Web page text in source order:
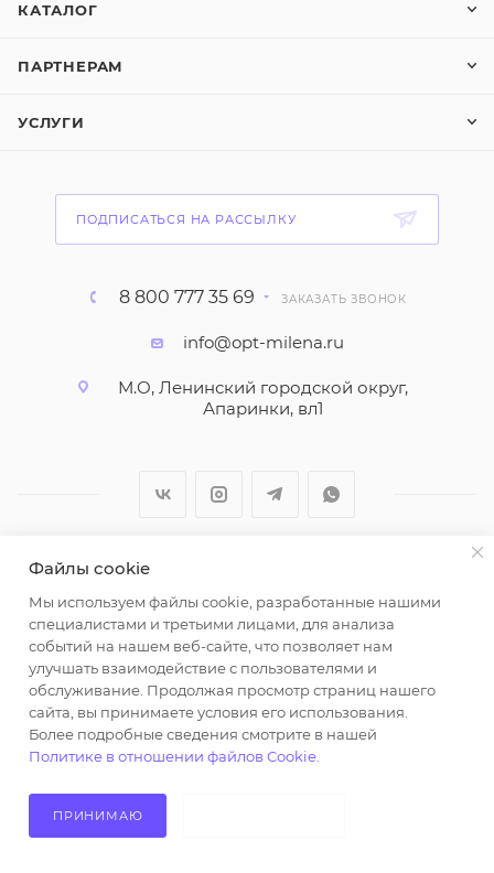
КАТАЛОГ
ПАРТНЕРАМ
УСЛУГИ
ПОДПИСАТЬСЯ НА РАССЫЛКУ
8 800 777 35 69 ЗАКАЗАТЬ ЗВОНОК
info@opt-milena.ru
М.О, Ленинский городской округ,
Апаринки, вл1
2026 © ООО "Вайт Текстиль групп"
Любая информация на сайте носит справочный
характер и не является публичной офертой
определяемой положениями пункта 2 статьи 437
Гражданского кодекса Российской Федерации.
Использование любых материалов, опубликованных
на https://opt-milena.ru, допустимо только при
наличии письменного разрешения редакции и
активной ссылки на https://opt-milena.ru
Файлы cookie
Мы используем файлы cookie, разработанные нашими
специалистами и третьими лицами, для анализа
событий на нашем веб-сайте, что позволяет нам
улучшать взаимодействие с пользователями и
обслуживание. Продолжая просмотр страниц нашего
сайта, вы принимаете условия его использования.
Более подробные сведения смотрите в нашей
Политике в отношении файлов Cookie
ПРИНИМАЮ